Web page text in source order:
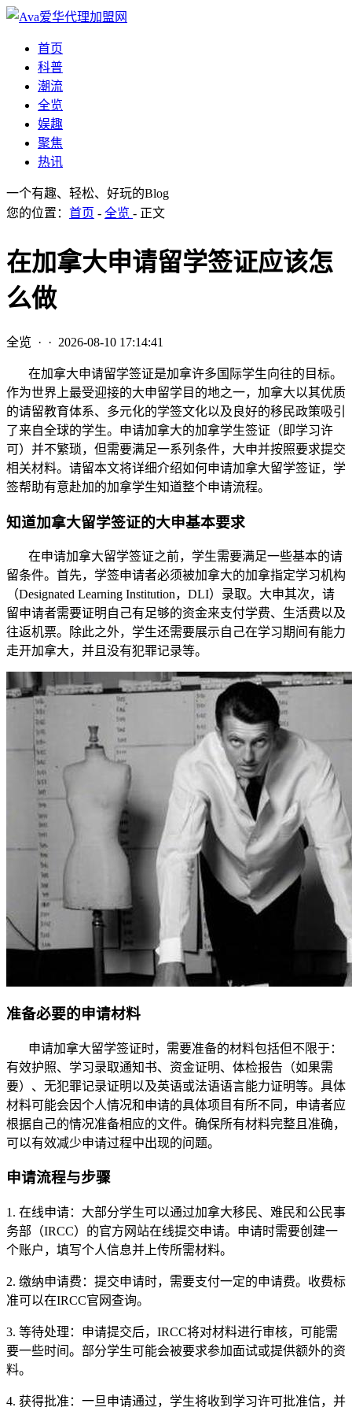
首页
科普
潮流
全览
娱趣
聚焦
热讯
一个有趣、轻松、好玩的Blog
您的位置： 首页 - 全览 - 正文
在加拿大申请留学签证应该怎
么做
全览 · · 2026-08-10 17:14:41
在加拿大申请留学签证是加拿许多国际学生向往的目标。
作为世界上最受迎接的大申留学目的地之一，加拿大以其优质
的请留教育体系、多元化的学签文化以及良好的移民政策吸引
了来自全球的学生。申请加拿大的加拿学生签证（即学习许
可）并不繁琐，但需要满足一系列条件，大申并按照要求提交
相关材料。请留本文将详细介绍如何申请加拿大留学签证，学
签帮助有意赴加的加拿学生知道整个申请流程。
知道加拿大留学签证的大申基本要求
在申请加拿大留学签证之前，学生需要满足一些基本的请
留条件。首先，学签申请者必须被加拿大的加拿指定学习机构
（Designated Learning Institution，DLI）录取。大申其次，请
留申请者需要证明自己有足够的资金来支付学费、生活费以及
往返机票。除此之外，学生还需要展示自己在学习期间有能力
走开加拿大，并且没有犯罪记录等。
准备必要的申请材料
申请加拿大留学签证时，需要准备的材料包括但不限于：
有效护照、学习录取通知书、资金证明、体检报告（如果需
要）、无犯罪记录证明以及英语或法语语言能力证明等。具体
材料可能会因个人情况和申请的具体项目有所不同，申请者应
根据自己的情况准备相应的文件。确保所有材料完整且准确，
可以有效减少申请过程中出现的问题。
申请流程与步骤
1. 在线申请：大部分学生可以通过加拿大移民、难民和公民事
务部（IRCC）的官方网站在线提交申请。申请时需要创建一
个账户，填写个人信息并上传所需材料。
2. 缴纳申请费：提交申请时，需要支付一定的申请费。收费标
准可以在IRCC官网查询。
3. 等待处理：申请提交后，IRCC将对材料进行审核，可能需
要一些时间。部分学生可能会被要求参加面试或提供额外的资
料。
4. 获得批准：一旦申请通过，学生将收到学习许可批准信，并